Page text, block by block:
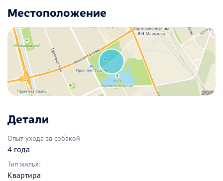
Местоположение
Детали
Опыт ухода за собакой
4 года
Тип жилья:
Квартира